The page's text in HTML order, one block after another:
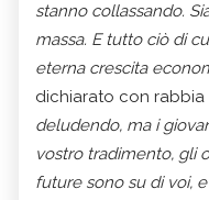
stanno collassando.
massa. E tutto ciò di
eterna crescita
dichiarato con rabbia
deludendo, ma i
vostro tradimento, gli
future sono su di voi,